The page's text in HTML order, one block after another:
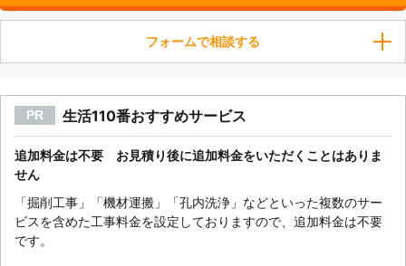
フォームで相談する
PR 生活110番おすすめサービス
追加料金は不要 お見積り後に追加料金をいただくことはありま
せん
「掘削工事」「機材運搬」「孔内洗浄」などといった複数のサー
ビスを含めた工事料金を設定しておりますので、追加料金は不要
です。